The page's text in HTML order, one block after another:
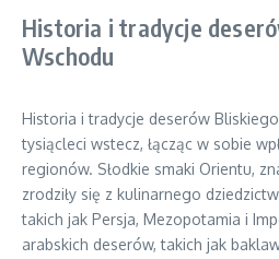
Historia i tradycje
Wschodu
Historia i tradycje deserów
tysiącleci wstecz, łącząc w sobie
regionów. Słodkie smaki Orientu,
zrodziły się z kulinarnego
takich jak Persja, Mezopotamia i
arabskich deserów, takich jak